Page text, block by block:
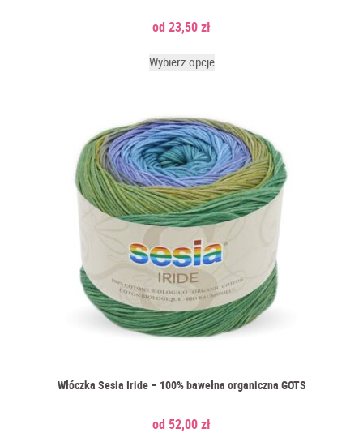
23,50zł
Wybierz opcje
Włóczka Sesia Iride – 100% bawełna organiczna GOTS
52,00zł